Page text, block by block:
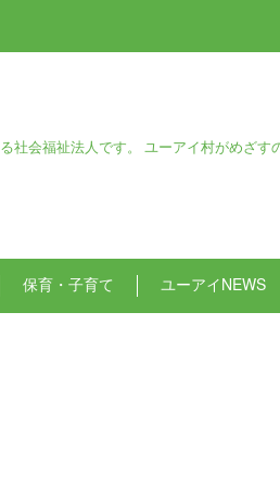
会福祉法人です。 ユーアイ村がめざ
保育・子育て ユーアイNEWS